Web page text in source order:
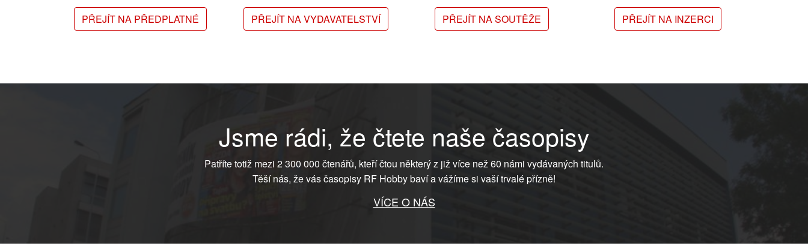
PŘEJÍT NA PŘEDPLATNÉ
PŘEJÍT NA VYDAVATELSTVÍ
PŘEJÍT NA SOUTĚŽE
PŘEJÍT NA INZERCI
Jsme rádi, že čtete naše časopisy
Patříte totiž mezi 2 300 000 čtenářů, kteří čtou některý z již více než 60 námi vydávaných titulů.
Těší nás, že vás časopisy RF Hobby baví a vážíme si vaší trvalé přízně!
VÍCE O NÁS